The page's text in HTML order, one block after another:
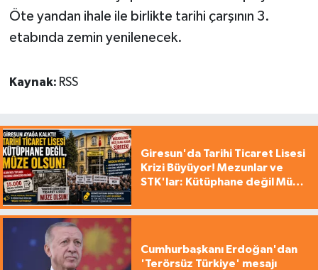
Öte yandan ihale ile birlikte tarihi çarşının 3.
etabında zemin yenilenecek.
Kaynak: RSS
Giresun'da Tarihi Ticaret Lisesi
Krizi Büyüyor! Mezunlar ve
STK'lar: Kütüphane değil Müze
Cumhurbaşkanı Erdoğan'dan
'Terörsüz Türkiye' mesajı